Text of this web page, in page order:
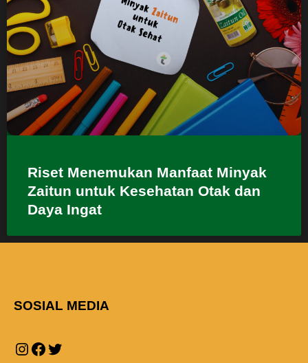
Riset Menemukan Manfaat Minyak
Zaitun untuk Kesehatan Otak dan
Daya Ingat
SOSIAL MEDIA